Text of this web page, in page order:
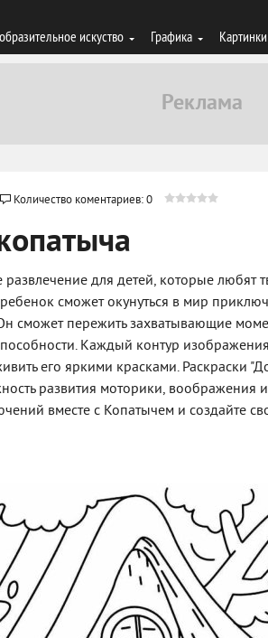
искуство Графика Картинки
Количество коментариев: 0
для детей, которые любят
сможет окунуться в мир
сможет пережить захватывающие
Каждый контур
его яркими красками. Раскраски
развития моторики, воображения
вместе с Копатычем и создайте